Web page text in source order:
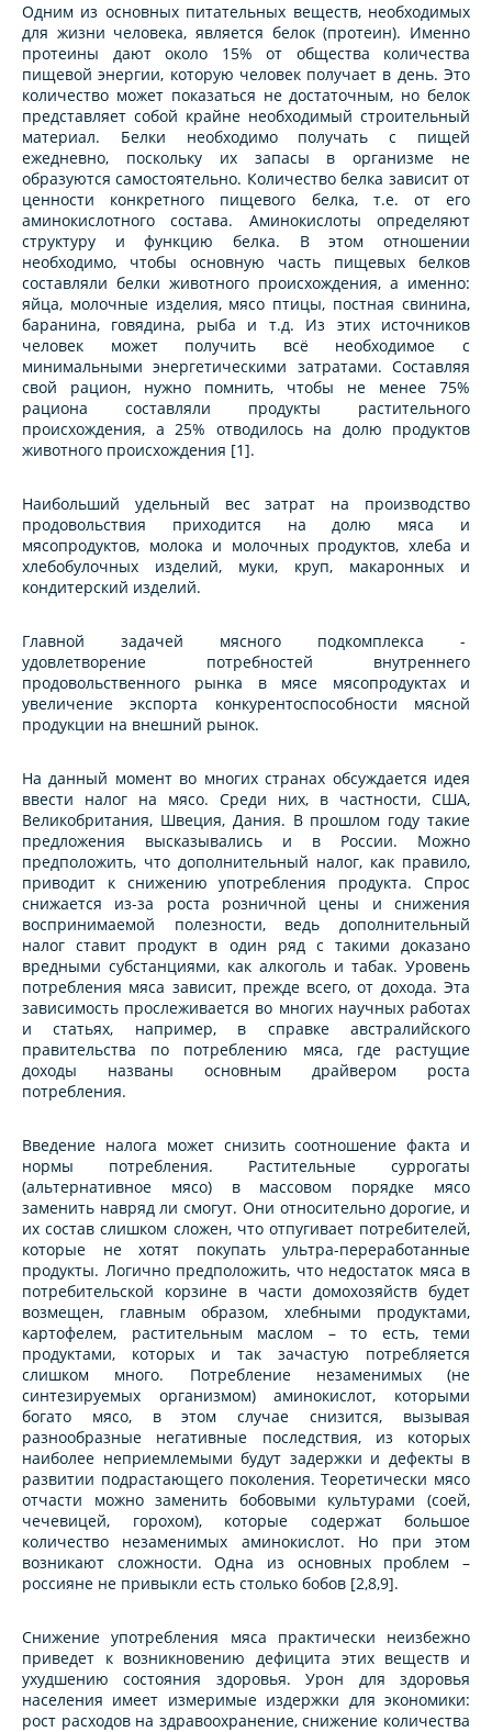
Одним из основных питательных веществ, необходимых
для жизни человека, является белок (протеин). Именно
протеины дают около 15% от общества количества
пищевой энергии, которую человек получает в день. Это
количество может показаться не достаточным, но белок
представляет собой крайне необходимый строительный
материал. Белки необходимо получать с пищей
ежедневно, поскольку их запасы в организме не
образуются самостоятельно. Количество белка зависит от
ценности конкретного пищевого белка, т.е. от его
аминокислотного состава. Аминокислоты определяют
структуру и функцию белка. В этом отношении
необходимо, чтобы основную часть пищевых белков
составляли белки животного происхождения, а именно:
яйца, молочные изделия, мясо птицы, постная свинина,
баранина, говядина, рыба и т.д. Из этих источников
человек может получить всё необходимое с
минимальными энергетическими затратами. Составляя
свой рацион, нужно помнить, чтобы не менее 75%
рациона составляли продукты растительного
происхождения, а 25% отводилось на долю продуктов
животного происхождения [1].
Наибольший удельный вес затрат на производство
продовольствия приходится на долю мяса и
мясопродуктов, молока и молочных продуктов, хлеба и
хлебобулочных изделий, муки, круп, макаронных и
кондитерский изделий.
Главной задачей мясного подкомплекса -
удовлетворение потребностей внутреннего
продовольственного рынка в мясе мясопродуктах и
увеличение экспорта конкурентоспособности мясной
продукции на внешний рынок.
На данный момент во многих странах обсуждается идея
ввести налог на мясо. Среди них, в частности, США,
Великобритания, Швеция, Дания. В прошлом году такие
предложения высказывались и в России. Можно
предположить, что дополнительный налог, как правило,
приводит к снижению употребления продукта. Спрос
снижается из-за роста розничной цены и снижения
воспринимаемой полезности, ведь дополнительный
налог ставит продукт в один ряд с такими доказано
вредными субстанциями, как алкоголь и табак. Уровень
потребления мяса зависит, прежде всего, от дохода. Эта
зависимость прослеживается во многих научных работах
и статьях, например, в справке австралийского
правительства по потреблению мяса, где растущие
доходы названы основным драйвером роста
потребления.
Введение налога может снизить соотношение факта и
нормы потребления. Растительные суррогаты
(альтернативное мясо) в массовом порядке мясо
заменить навряд ли смогут. Они относительно дорогие, и
их состав слишком сложен, что отпугивает потребителей,
которые не хотят покупать ультра-переработанные
продукты. Логично предположить, что недостаток мяса в
потребительской корзине в части домохозяйств будет
возмещен, главным образом, хлебными продуктами,
картофелем, растительным маслом – то есть, теми
продуктами, которых и так зачастую потребляется
слишком много. Потребление незаменимых (не
синтезируемых организмом) аминокислот, которыми
богато мясо, в этом случае снизится, вызывая
разнообразные негативные последствия, из которых
наиболее неприемлемыми будут задержки и дефекты в
развитии подрастающего поколения. Теоретически мясо
отчасти можно заменить бобовыми культурами (соей,
чечевицей, горохом), которые содержат большое
количество незаменимых аминокислот. Но при этом
возникают сложности. Одна из основных проблем –
россияне не привыкли есть столько бобов [2,8,9].
Снижение употребления мяса практически неизбежно
приведет к возникновению дефицита этих веществ и
ухудшению состояния здоровья. Урон для здоровья
населения имеет измеримые издержки для экономики:
рост расходов на здравоохранение, снижение количества